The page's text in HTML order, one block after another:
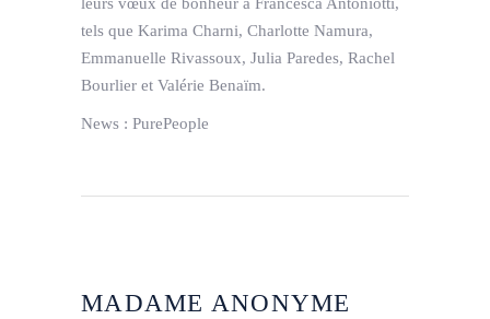
leurs vœux de bonheur à Francesca Antoniotti,
tels que Karima Charni, Charlotte Namura,
Emmanuelle Rivassoux, Julia Paredes, Rachel
Bourlier et Valérie Benaïm.
News : PurePeople
MADAME ANONYME